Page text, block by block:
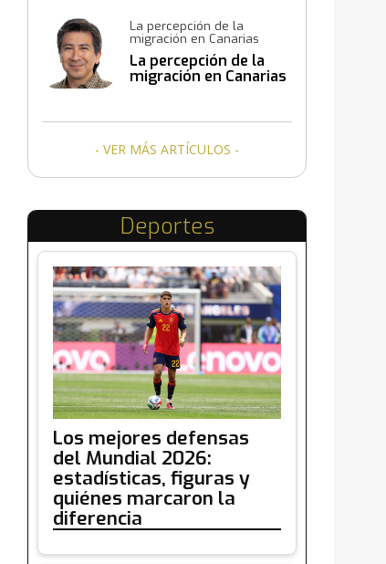
La percepción de la
migración en Canarias
La percepción de la
migración en Canarias
- VER MÁS ARTÍCULOS -
Deportes
Los mejores defensas
del Mundial 2026:
estadísticas, figuras y
quiénes marcaron la
diferencia